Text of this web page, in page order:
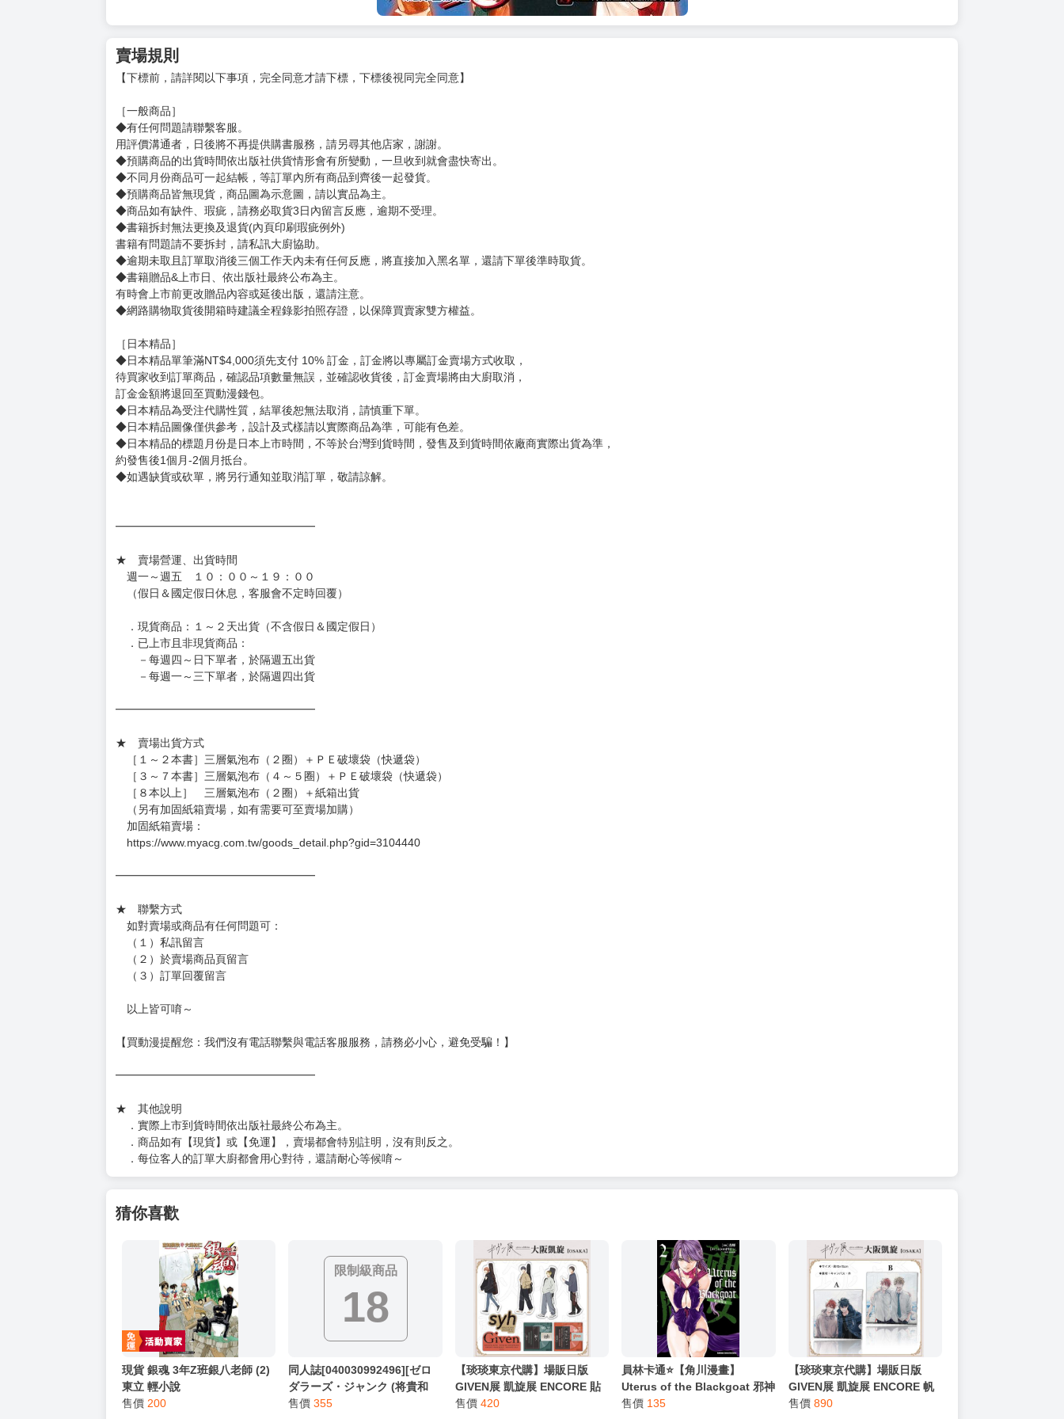
賣場規則
【下標前，請詳閱以下事項，完全同意才請下標，下標後視同完全同意】
［一般商品］
◆有任何問題請聯繫客服。
用評價溝通者，日後將不再提供購書服務，請另尋其他店家，謝謝。
◆不同月份商品可一起結帳，等訂單內所有商品到齊後一起發貨。
◆預購商品皆無現貨，商品圖為示意圖，請以實品為主。
◆商品如有缺件、瑕疵，請務必取貨3日內留言反應，逾期不受理。
◆書籍拆封無法更換及退貨(內頁印刷瑕疵例外)
書籍有問題請不要拆封，請私訊大廚協助。
◆逾期未取且訂單取消後三個工作天內未有任何反應，將直接加入黑名單，還請下單後準時取貨。
◆書籍贈品&上市日、依出版社最終公布為主。
有時會上市前更改贈品內容或延後出版，還請注意。
◆網路購物取貨後開箱時建議全程錄影拍照存證，以保障買賣家雙方權益。
訂金金額將退回至買動漫錢包。
◆日本精品為受注代購性質，結單後恕無法取消，請慎重下單。
◆日本精品圖像僅供參考，設計及式樣請以實際商品為準，可能有色差。
約發售後1個月-2個月抵台。
◆如遇缺貨或砍單，將另行通知並取消訂單，敬請諒解。
週一～週五 １０：００～１９：００
（假日＆國定假日休息，客服會不定時回覆）
．現貨商品：１～２天出貨（不含假日＆國定假日）
．已上市且非現貨商品：
－每週四～日下單者，於隔週五出貨
－每週一～三下單者，於隔週四出貨
★ 賣場出貨方式
［１～２本書］三層氣泡布（２圈）＋ＰＥ破壞袋（快遞袋）
［３～７本書］三層氣泡布（４～５圈）＋ＰＥ破壞袋（快遞袋）
［８本以上］ 三層氣泡布（２圈）＋紙箱出貨
（另有加固紙箱賣場，如有需要可至賣場加購）
https://www.myacg.com.tw/goods_detail.php?gid=3104440
━━━━━━━━━━━━━━━━━━
（１）私訊留言
（２）於賣場商品頁留言
（３）訂單回覆留言
【買動漫提醒您：我們沒有電話聯繫與電話客服服務，請務必小心，避免受騙！】
★ 其他說明
．實際上市到貨時間依出版社最終公布為主。
．商品如有【現貨】或【免運】，賣場都會特別註明，沒有則反之。
．每位客人的訂單大廚都會用心對待，還請耐心等候唷～
猜你喜歡